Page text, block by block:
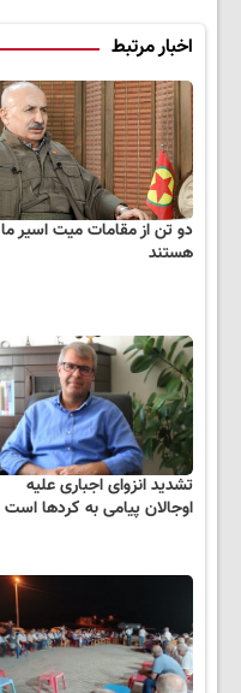
اخبار مرتبط
دو تن از مقامات میت اسیر ما
هستند
تشدید انزوای اجباری علیه
اوجالان پیامی به کردها است